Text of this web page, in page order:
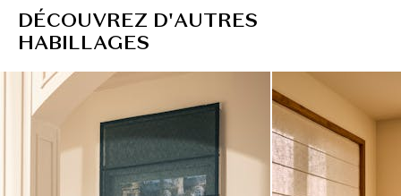
DÉCOUVREZ D'AUTRES
HABILLAGES